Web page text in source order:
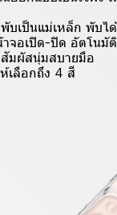
บเป็นแม่เหล็ก พับไ
จอเปิด-ปิด อัตโนมัติ
มผัสนุ่มสบายมือ
เลือกถึง 4 สี